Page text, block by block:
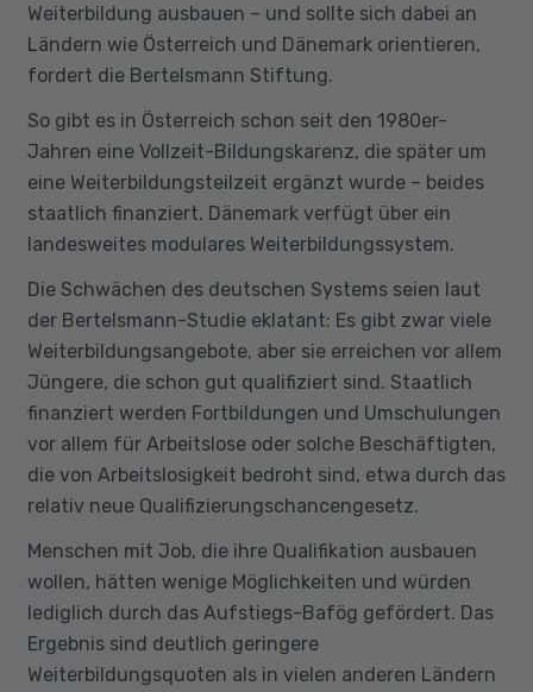
Weiterbildung ausbauen – und sollte sich dabei an
Ländern wie Österreich und Dänemark orientieren,
fordert die Bertelsmann Stiftung.
So gibt es in Österreich schon seit den 1980er-
Jahren eine Vollzeit-Bildungskarenz, die später um
eine Weiterbildungsteilzeit ergänzt wurde – beides
staatlich finanziert. Dänemark verfügt über ein
landesweites modulares Weiterbildungssystem.
Die Schwächen des deutschen Systems seien laut
der Bertelsmann-Studie eklatant: Es gibt zwar viele
Weiterbildungsangebote, aber sie erreichen vor allem
Jüngere, die schon gut qualifiziert sind. Staatlich
finanziert werden Fortbildungen und Umschulungen
vor allem für Arbeitslose oder solche Beschäftigten,
die von Arbeitslosigkeit bedroht sind, etwa durch das
relativ neue Qualifizierungschancengesetz.
Menschen mit Job, die ihre Qualifikation ausbauen
wollen, hätten wenige Möglichkeiten und würden
lediglich durch das Aufstiegs-Bafög gefördert. Das
Ergebnis sind deutlich geringere
Weiterbildungsquoten als in vielen anderen Ländern